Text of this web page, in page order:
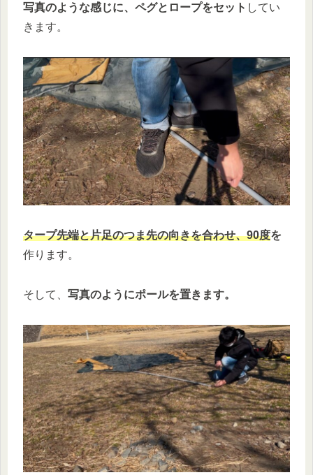
写真のような感じに、ペグとロープをセット してい
きます。
タープ先端と片足のつま先の向きを合わせ、90度を
作ります。
そして、 写真のようにポールを置きます。